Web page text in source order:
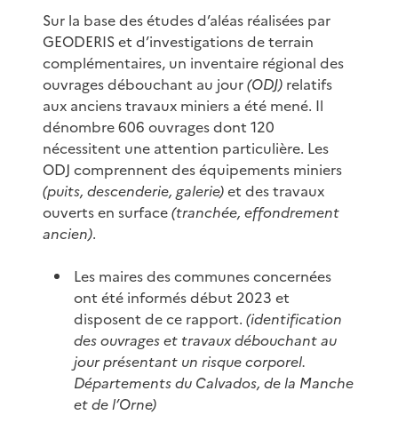
Sur la base des études d’aléas réalisées par
GEODERIS et d’investigations de terrain
complémentaires, un inventaire régional des
ouvrages débouchant au jour(ODJ) relatifs
aux anciens travaux miniers a été mené. Il
dénombre 606 ouvrages dont 120
nécessitent une attention particulière. Les
ODJ comprennent des équipements miniers
(puits, descenderie, galerie)et des travaux
ouverts en surface(tranchée, effondrement
ancien).
Les maires des communes concernées
ont été informés début 2023 et
disposent de ce rapport.(identification
des ouvrages et travaux débouchant au
jour présentant un risque corporel.
Départements du Calvados, de la Manche
et de l’Orne)